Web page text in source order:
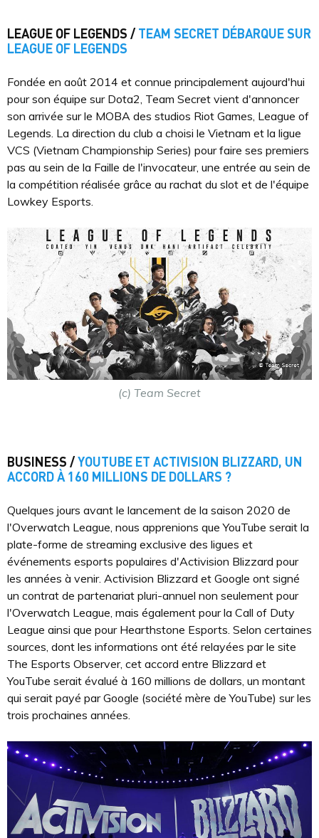
LEAGUE OF LEGENDS / TEAM SECRET DÉBARQUE SUR
LEAGUE OF LEGENDS
Fondée en août 2014 et connue principalement aujourd'hui
pour son équipe sur Dota2, Team Secret vient d'annoncer
son arrivée sur le MOBA des studios Riot Games, League of
Legends. La direction du club a choisi le Vietnam et la ligue
VCS (Vietnam Championship Series) pour faire ses premiers
pas au sein de la Faille de l'invocateur, une entrée au sein de
la compétition réalisée grâce au rachat du slot et de l'équipe
Lowkey Esports.
(c) Team Secret
BUSINESS /YOUTUBE ET ACTIVISION BLIZZARD, UN
ACCORD À 160 MILLIONS DE DOLLARS ?
Quelques jours avant le lancement de la saison 2020 de
l'Overwatch League, nous apprenions que YouTube serait la
plate-forme de streaming exclusive des ligues et
événements esports populaires d'Activision Blizzard pour
les années à venir. Activision Blizzard et Google ont signé
un contrat de partenariat pluri-annuel non seulement pour
l'Overwatch League, mais également pour la Call of Duty
League ainsi que pour Hearthstone Esports. Selon certaines
sources, dont les informations ont été relayées par le site
The Esports Observer, cet accord entre Blizzard et
YouTube serait évalué à 160 millions de dollars, un montant
qui serait payé par Google (société mère de YouTube) sur les
trois prochaines années.